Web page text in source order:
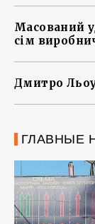
Масований
сім
Дмитро
ГЛАВНЫЕ